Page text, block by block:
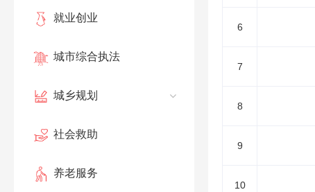
就业创业
城市综合执法
城乡规划
社会救助
养老服务
6
7
8
9
10